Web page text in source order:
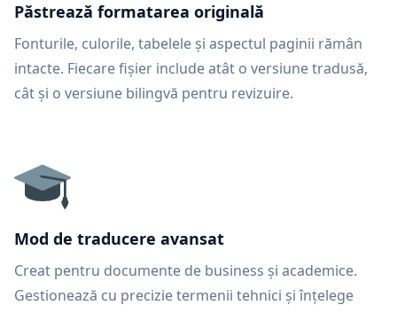
Păstrează formatarea originală
Fonturile, culorile, tabelele și aspectul paginii rămân
intacte. Fiecare fișier include atât o versiune tradusă,
cât și o versiune bilingvă pentru revizuire.
Mod de traducere avansat
Creat pentru documente de business și academice.
Gestionează cu precizie termenii tehnici și înțelege